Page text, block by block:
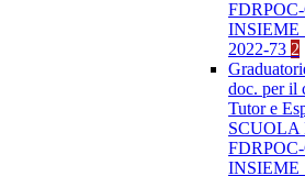
INSIEME
2022-73 2
doc. per il
Tutor e
SCUOLA
INSIEME